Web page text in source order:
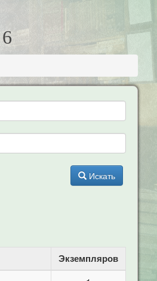
Искать
Экземпляров